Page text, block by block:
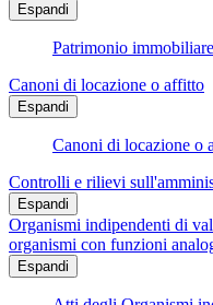
Espandi
Patrimonio immobiliare
Canoni di locazione o affitto
Espandi
Canoni di locazione o
Controlli e rilievi
Espandi
Organismi indipendenti di
organismi con funzioni
Espandi